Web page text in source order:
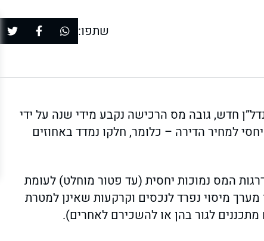
שתפו:
חדש, גובה מס הרכישה נקבע מידי שנה על ידי
למחיר הדירה – כלומר, חלקו נמדד באחוזים
המס נמוכות יחסית (עד פטור מוחלט) לעומת
מיסוי נפרד לנכסים וקרקעות שאינן למטרת
מתכננים לגור בהן או להשכירם לאחרים).